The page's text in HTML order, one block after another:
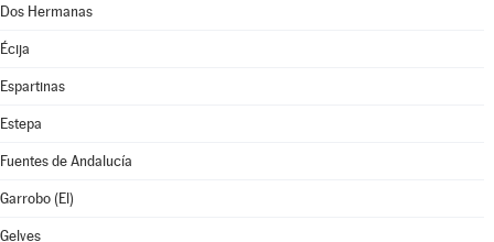
Dos Hermanas
Écija
Espartinas
Estepa
Fuentes de Andalucía
Garrobo (El)
Gelves